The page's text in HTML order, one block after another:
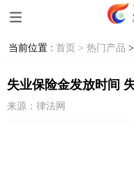
当前位置 : 首页 > 热门产品
失业保险金发放时间
来源：律法网